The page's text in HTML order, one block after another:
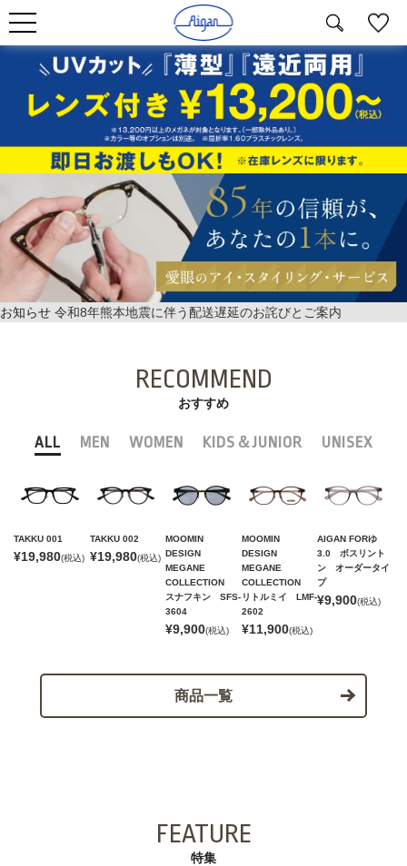
お知らせ 令和8年熊本地震に伴う配送遅延のお詫びとご案内
RECOMMEND
おすすめ
ALL MEN WOMEN KIDS＆JUNIOR UNISEX
TAKKU 001
¥19,980(税込)
TAKKU 002
¥19,980(税込)
MOOMIN
DESIGN
MEGANE
COLLECTION
スナフキン SFS-
3604
¥9,900(税込)
MOOMIN
DESIGN
MEGANE
COLLECTION
リトルミイ LMF-
2602
¥11,900(税込)
AIGAN FORゆ
3.0 ボスリント
ン オーダータイ
プ
¥9,900(税込)
商品一覧
FEATURE
特集